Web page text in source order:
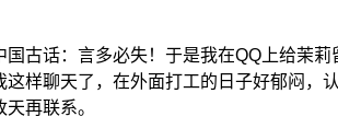
国古话：言多必失！于是我在QQ上给茉
这样聊天了，在外面打工的日子好郁闷，
再联系。